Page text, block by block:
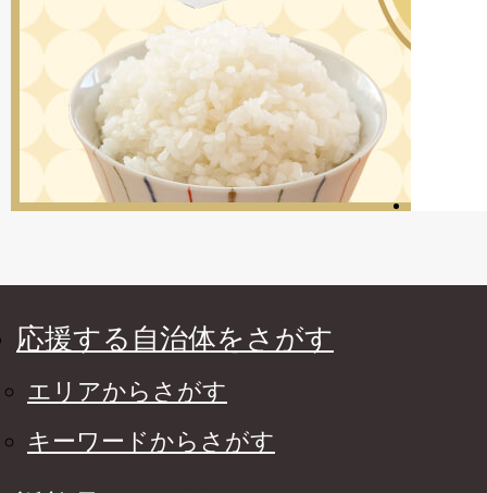
応援する自治体をさがす
エリアからさがす
キーワードからさがす